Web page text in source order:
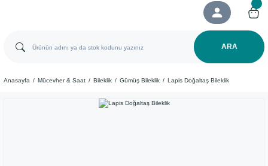
ARA
Anasayfa Mücevher & Saat Bileklik Gümüş Bileklik ​Lapis Doğaltaş Bileklik